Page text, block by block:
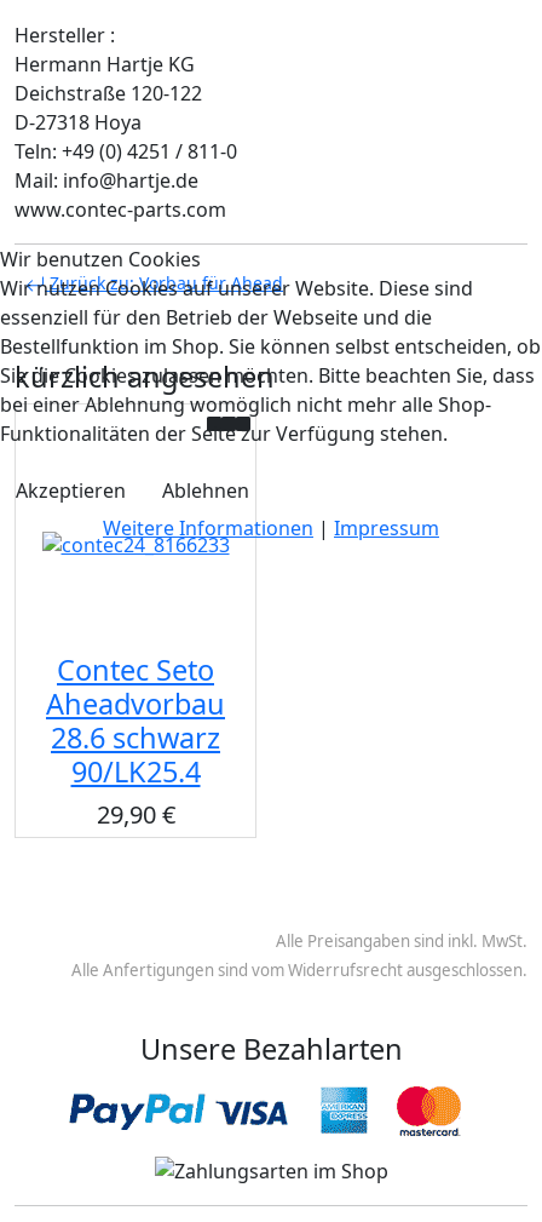
Hersteller :
Hermann Hartje KG
Deichstraße 120-122
D-27318 Hoya
Teln: +49 (0) 4251 / 811-0
Mail: info@hartje.de
www.contec-parts.com
Zurück zu: Vorbau für Ahead
kürzlich angesehen
Contec Seto
Aheadvorbau
28.6 schwarz
90/LK25.4
29,90 €
Alle Preisangaben sind inkl. MwSt.
Alle Anfertigungen sind vom Widerrufsrecht ausgeschlossen.
Unsere Bezahlarten
Wir benutzen Cookies
Wir nutzen Cookies auf unserer Website. Diese sind
essenziell für den Betrieb der Webseite und die
Bestellfunktion im Shop. Sie können selbst entscheiden, ob
Sie die Cookies zulassen möchten. Bitte beachten Sie, dass
bei einer Ablehnung womöglich nicht mehr alle Shop-
Funktionalitäten der Seite zur Verfügung stehen.
Akzeptieren
Ablehnen
Weitere Informationen | Impressum